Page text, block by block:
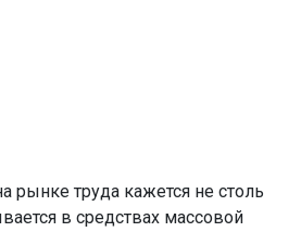
рынке труда кажется не столь
в средствах массовой